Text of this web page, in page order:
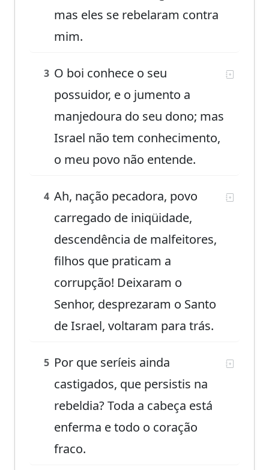
mas eles se rebelaram contra
mim.
3 O boi conhece o seu
possuidor, e o jumento a
manjedoura do seu dono; mas
Israel não tem conhecimento,
o meu povo não entende.
4 Ah, nação pecadora, povo
carregado de iniqüidade,
descendência de malfeitores,
filhos que praticam a
corrupção! Deixaram o
Senhor, desprezaram o Santo
de Israel, voltaram para trás.
5 Por que seríeis ainda
castigados, que persistis na
rebeldia? Toda a cabeça está
enferma e todo o coração
fraco.